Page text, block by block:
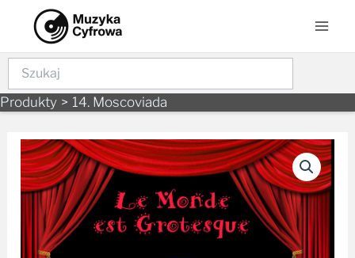
content
Szukaj
Produkty 14. Moscoviada